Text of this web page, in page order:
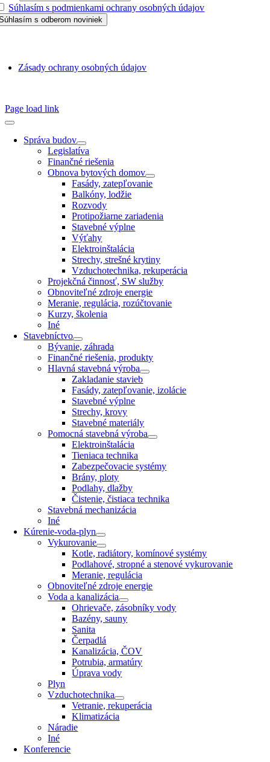
Súhlasím s podmienkami ochrany osobných údajov
Zásady ochrany osobných údajov
Page load link
Správa budov
Legislatíva
Finančné riešenia
Obnova bytových domov
Fasády, zatepľovanie
Balkóny, lodžie
Rozvody
Protipožiarne zariadenia
Stavebné výplne
Výťahy
Elektroinštalácia
Strechy, strešné krytiny
Vzduchotechnika, rekuperácia
Projekčná činnosť, SW služby
Obnoviteľné zdroje energie
Meranie, regulácia, rozúčtovanie
Kurzy, školenia
Iné
Stavebníctvo
Bývanie, záhrada
Finančné riešenia, produkty
Hlavná stavebná výroba
Zakladanie stavieb
Fasády, zatepľovanie, izolácie
Stavebné výplne
Strechy, krovy
Stavebné materiály
Pomocná stavebná výroba
Elektroinštalácia
Tieniaca technika
Zabezpečovacie systémy
Brány, ploty
Podlahy, dlažby
Čistenie, čistiaca technika
Stavebná mechanizácia
Iné
Kúrenie-voda-plyn
Vykurovanie
Kotle, radiátory, komínové systémy
Podlahové, stropné a stenové vykurovanie
Meranie, regulácia
Obnoviteľné zdroje energie
Voda a kanalizácia
Ohrievače, zásobníky vody
Bazény, sauny
Sanita
Čerpadlá
Kanalizácia, ČOV
Potrubia, armatúry
Úprava vody
Plyn
Vzduchotechnika
Vetranie, rekuperácia
Klimatizácia
Náradie
Iné
Konferencie